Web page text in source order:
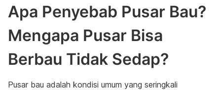
Apa Penyebab Pusar Bau?
Mengapa Pusar Bisa
Berbau Tidak Sedap?
Pusar bau adalah kondisi umum yang seringkali